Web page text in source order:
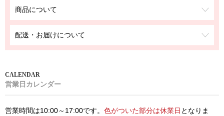
商品について
配送・お届けについて
営業日カレンダー
営業時間は10:00～17:00です。 色がついた部分は休業日 となりま